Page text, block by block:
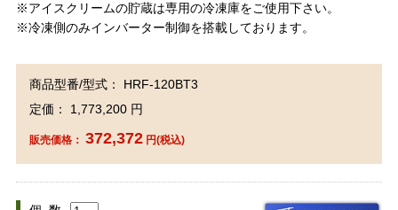
※アイスクリームの貯蔵は専用の冷凍庫をご使用下さい。
※冷凍側のみインバーター制御を搭載しております。
商品型番/型式： HRF-120BT3
定価： 1,773,200 円
販売価格： 372,372円(税込)